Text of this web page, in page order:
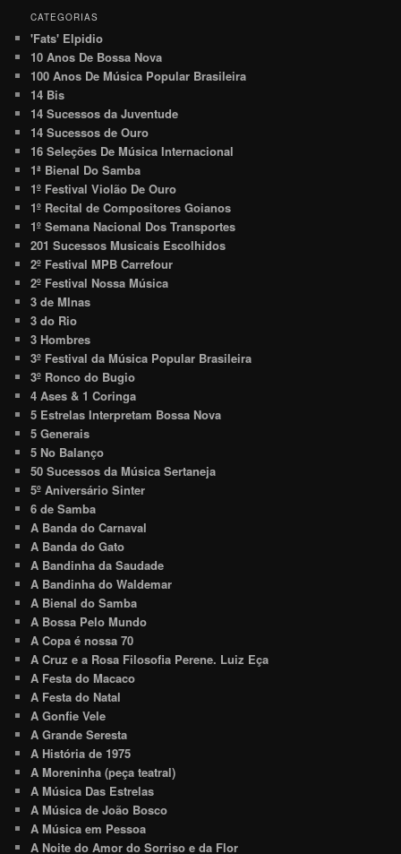
CATEGORIAS
'Fats' Elpidio
10 Anos De Bossa Nova
100 Anos De Música Popular Brasileira
14 Bis
14 Sucessos da Juventude
14 Sucessos de Ouro
16 Seleções De Música Internacional
1ª Bienal Do Samba
1º Festival Violão De Ouro
1º Recital de Compositores Goianos
1º Semana Nacional Dos Transportes
201 Sucessos Musicais Escolhidos
2º Festival MPB Carrefour
2º Festival Nossa Música
3 de MInas
3 do Rio
3 Hombres
3º Festival da Música Popular Brasileira
3º Ronco do Bugio
4 Ases & 1 Coringa
5 Estrelas Interpretam Bossa Nova
5 Generais
5 No Balanço
50 Sucessos da Música Sertaneja
5º Aniversário Sinter
6 de Samba
A Banda do Carnaval
A Banda do Gato
A Bandinha da Saudade
A Bandinha do Waldemar
A Bienal do Samba
A Bossa Pelo Mundo
A Copa é nossa 70
A Cruz e a Rosa Filosofia Perene. Luiz Eça
A Festa do Macaco
A Festa do Natal
A Gonfie Vele
A Grande Seresta
A História de 1975
A Moreninha (peça teatral)
A Música Das Estrelas
A Música de João Bosco
A Música em Pessoa
A Noite do Amor do Sorriso e da Flor